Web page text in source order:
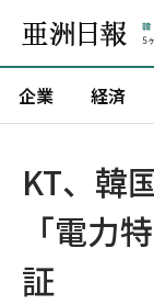
企業 経済
KT、韓
「電力
証